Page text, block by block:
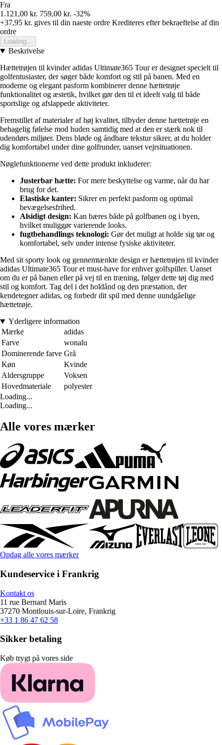
Fra
1.121,00 kr. 759,00 kr. -32%
+37,95 kr. gives til din naeste ordre Krediteres efter bekraeftelse af din
ordre
Loading...
Beskrivelse
Hættetrøjen til kvinder adidas Ultimate365 Tour er designet specielt til
golfentusiaster, der søger både komfort og stil på banen. Med en
moderne og elegant pasform kombinerer denne hættetrøje
funktionalitet og æstetik, hvilket gør den til et ideelt valg til både
sportslige og afslappede aktiviteter.
Fremstillet af materialer af høj kvalitet, tilbyder denne hættetrøje en
behagelig følelse mod huden samtidig med at den er stærk nok til
udendørs miljøer. Dens bløde og åndbare tekstur sikrer, at du holder
dig komfortabel under dine golfrunder, uanset vejrsituationen.
Nøglefunktionerne ved dette produkt inkluderer:
Justerbar hætte: For mere beskyttelse og varme, når du har
brug for det.
Elastiske kanter: Sikrer en perfekt pasform og optimal
bevægelsesfrihed.
Alsidigt design: Kan bæres både på golfbanen og i byen,
hvilket muliggør varierende looks.
fugtbehandlings teknologi: Gør det muligt at holde sig tør og
komfortabel, selv under intense fysiske aktiviteter.
Med sit sporty look og gennemtænkte design er hættetrøjen til kvinder
adidas Ultimate365 Tour et must-have for enhver golfspiller. Uanset
om du er på banen eller på vej til en træning, følger dette tøj dig med
stil og komfort. Tag del i det holdånd og den præstation, der
kendetegner adidas, og forbedr dit spil med denne uundgåelige
hættetrøje.
Yderligere information
Mærke
adidas
Farve
wonalu
Dominerende farve Grå
Køn
Kvinde
Aldersgruppe
Voksen
Hovedmateriale
polyester
Loading...
Loading...
Alle vores mærker
Opdag alle vores mærker
Kundeservice i Frankrig
Kontakt os
11 rue Bernard Maris
37270 Montlouis-sur-Loire, Frankrig
+33 1 86 47 62 58
Sikker betaling
Køb trygt på vores side